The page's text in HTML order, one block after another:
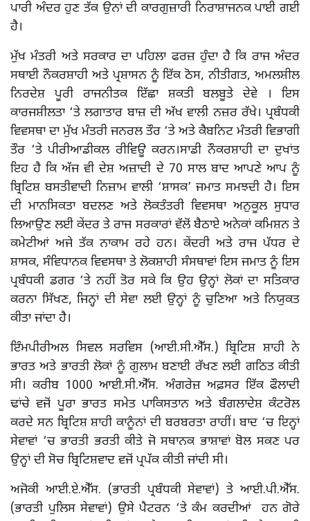
ਪਾਰੀ ਅੰਦਰ ਹੁਣ ਤੱਕ ਉਨਾਂ ਦੀ ਕਾਰਗੁਜ਼ਾਰੀ ਨਿਰਾਸ਼ਾਜਨਕ ਪਾਈ ਗਈ
ਹੈ।
ਮੁੱਖ ਮੰਤਰੀ ਅਤੇ ਸਰਕਾਰ ਦਾ ਪਹਿਲਾ ਫਰਜ਼ ਹੁੰਦਾ ਹੈ ਕਿ ਰਾਜ ਅੰਦਰ
ਸਥਾਈ ਨੌਕਰਸ਼ਾਹੀ ਅਤੇ ਪ੍ਰਸ਼ਾਸਨ ਨੂੰ ਇੱਕ ਠੋਸ, ਨੀਤੀਗਤ, ਅਮਲਸ਼ੀਲ
ਨਿਰਦੇਸ਼ ਪੂਰੀ ਰਾਜਨੀਤਕ ਇੱਛਾ ਸ਼ਕਤੀ ਬਲਬੂਤੇ ਦੇਵੇ । ਇਸ
ਕਾਰਜਸ਼ੀਲਤਾ ‘ਤੇ ਲਗਾਤਾਰ ਬਾਜ਼ ਦੀ ਅੱਖ ਵਾਲੀ ਨਜ਼ਰ ਰੱਖੇ। ਪ੍ਰਬੰਧਕੀ
ਵਿਵਸਥਾ ਦਾ ਮੁੱਖ ਮੰਤਰੀ ਜਨਰਲ ਤੌਰ ‘ਤੇ ਅਤੇ ਕੈਬਨਿਟ ਮੰਤਰੀ ਵਿਭਾਗੀ
ਤੌਰ ‘ਤੇ ਪੀਰੀਆਡੀਕਲ ਰੀਵਿਊ ਕਰਨ।ਸਾਡੀ ਨੌਕਰਸ਼ਾਹੀ ਦਾ ਦੁਖਾਂਤ
ਇਹ ਹੈ ਕਿ ਅੱਜ ਵੀ ਦੇਸ਼ ਅਜ਼ਾਦੀ ਦੇ 70 ਸਾਲ ਬਾਦ ਆਪਣੇ ਆਪ ਨੂੰ
ਬ੍ਰਿਟਿਸ਼ ਬਸਤੀਵਾਦੀ ਨਿਜ਼ਾਮ ਵਾਲੀ ‘ਸ਼ਾਸਕ’ ਜਮਾਤ ਸਮਝਦੀ ਹੈ। ਇਸ
ਦੀ ਮਾਨਸਿਕਤਾ ਬਦਲਣ ਅਤੇ ਲੋਕਤੰਤਰੀ ਵਿਵਸਥਾ ਅਨੁਕੂਲ ਸੁਧਾਰ
ਲਿਆਉਣ ਲਈ ਕੇਂਦਰ ਤੇ ਰਾਜ ਸਰਕਾਰਾਂ ਵੱਲੋਂ ਬੈਠਾਏ ਅਨੇਕਾਂ ਕਮਿਸ਼ਨ ਤੇ
ਕਮੇਟੀਆਂ ਅਜੇ ਤੱਕ ਨਾਕਾਮ ਰਹੇ ਹਨ। ਕੇਂਦਰੀ ਅਤੇ ਰਾਜ ਪੱਧਰ ਦੇ
ਸ਼ਾਸਕ, ਸੰਵਿਧਾਨਕ ਵਿਵਸਥਾ ਤੇ ਲੋਕਸ਼ਾਹੀ ਸੰਸਥਾਵਾਂ ਇਸ ਜਮਾਤ ਨੂੰ ਇਸ
ਪ੍ਰਬੰਧਕੀ ਡਗਰ ‘ਤੇ ਨਹੀਂ ਤੋਰ ਸਕੇ ਕਿ ਉਹ ਉਨ੍ਹਾਂ ਲੋਕਾਂ ਦਾ ਸਤਿਕਾਰ
ਕਰਨਾ ਸਿੱਖਣ, ਜਿਨ੍ਹਾਂ ਦੀ ਸੇਵਾ ਲਈ ਉਨ੍ਹਾਂ ਨੂੰ ਚੁਣਿਆ ਅਤੇ ਨਿਯੁਕਤ
ਕੀਤਾ ਜਾਂਦਾ ਹੈ।
ਇੰਮਪੀਰੀਅਲ ਸਿਵਲ ਸਰਵਿਸ (ਆਈ.ਸੀ.ਐੱਸ.) ਬ੍ਰਿਟਿਸ਼ ਸ਼ਾਹੀ ਨੇ
ਭਾਰਤ ਅਤੇ ਭਾਰਤੀ ਲੋਕਾਂ ਨੂੰ ਗੁਲਾਮ ਬਣਾਈ ਰੱਖਣ ਲਈ ਗਠਿਤ ਕੀਤੀ
ਸੀ। ਕਰੀਬ 1000 ਆਈ.ਸੀ.ਐੱਸ. ਅੰਗਰੇਜ਼ ਅਫ਼ਸਰ ਇੱਕ ਫੌਲਾਦੀ
ਢਾਂਚੇ ਵਜੋਂ ਪੂਰਾ ਭਾਰਤ ਸਮੇਤ ਪਾਕਿਸਤਾਨ ਅਤੇ ਬੰਗਲਾਦੇਸ਼ ਕੰਟਰੋਲ
ਕਰਦੇ ਸਨ ਬ੍ਰਿਟਿਸ਼ ਸ਼ਾਹੀ ਕਾਨੂੰਨਾਂ ਦੀ ਬਰਬਰਤਾ ਰਾਹੀਂ। ਬਾਦ ‘ਚ ਇਨ੍ਹਾਂ
ਸੇਵਾਵਾਂ ‘ਚ ਭਾਰਤੀ ਭਰਤੀ ਕੀਤੇ ਜੋ ਸਥਾਨਕ ਭਾਸ਼ਾਵਾਂ ਬੋਲ ਸਕਣ ਪਰ
ਉਨ੍ਹਾਂ ਦੀ ਸੋਚ ਬ੍ਰਿਟਿਸ਼ਵਾਦ ਵਜੋਂ ਪ੍ਰਪੱਕ ਕੀਤੀ ਜਾਂਦੀ ਸੀ।
ਅਜੋਕੀ ਆਈ.ਏ.ਐੱਸ. (ਭਾਰਤੀ ਪ੍ਰਬੰਧਕੀ ਸੇਵਾਵਾਂ) ਤੇ ਆਈ.ਪੀ.ਐੱਸ.
(ਭਾਰਤੀ ਪੁਲਿਸ ਸੇਵਾਵਾਂ) ਉਸੇ ਪੈਟਰਨ ‘ਤੇ ਕੰਮ ਕਰਦੀਆਂ ਹਨ ਗੋਰੇ